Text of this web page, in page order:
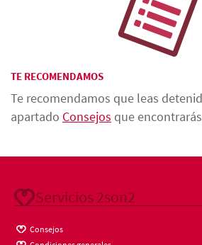
TE RECOMENDAMOS
Te recomendamos que leas
apartado Consejos que
Servicios 2son2
Consejos